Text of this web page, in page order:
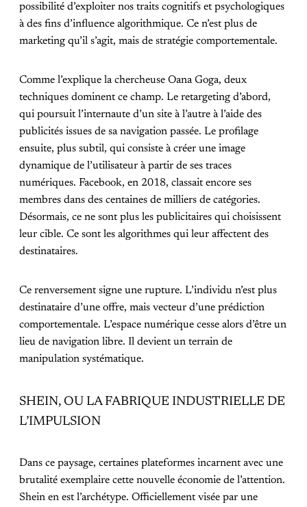
possibilité d’exploiter nos traits cognitifs et psychologiques
à des fins d’influence algorithmique. Ce n’est plus de
marketing qu’il s’agit, mais de stratégie comportementale.
Comme l’explique la chercheuse Oana Goga, deux
techniques dominent ce champ. Le retargeting d’abord,
qui poursuit l’internaute d’un site à l’autre à l’aide des
publicités issues de sa navigation passée. Le profilage
ensuite, plus subtil, qui consiste à créer une image
dynamique de l’utilisateur à partir de ses traces
numériques. Facebook, en 2018, classait encore ses
membres dans des centaines de milliers de catégories.
Désormais, ce ne sont plus les publicitaires qui choisissent
leur cible. Ce sont les algorithmes qui leur affectent des
destinataires.
Ce renversement signe une rupture. L’individu n’est plus
destinataire d’une offre, mais vecteur d’une prédiction
comportementale. L’espace numérique cesse alors d’être un
lieu de navigation libre. Il devient un terrain de
manipulation systématique.
SHEIN, OU LA FABRIQUE INDUSTRIELLE DE
L’IMPULSION
Dans ce paysage, certaines plateformes incarnent avec une
brutalité exemplaire cette nouvelle économie de l’attention.
Shein en est l’archétype. Officiellement visée par une